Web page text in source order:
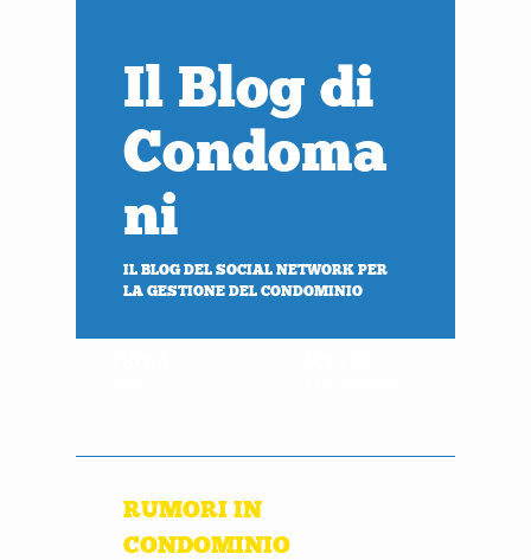
Il Blog di
Condoma
ni
IL BLOG DEL SOCIAL NETWORK PER
LA GESTIONE DEL CONDOMINIO
RUMORI IN
CONDOMINIO